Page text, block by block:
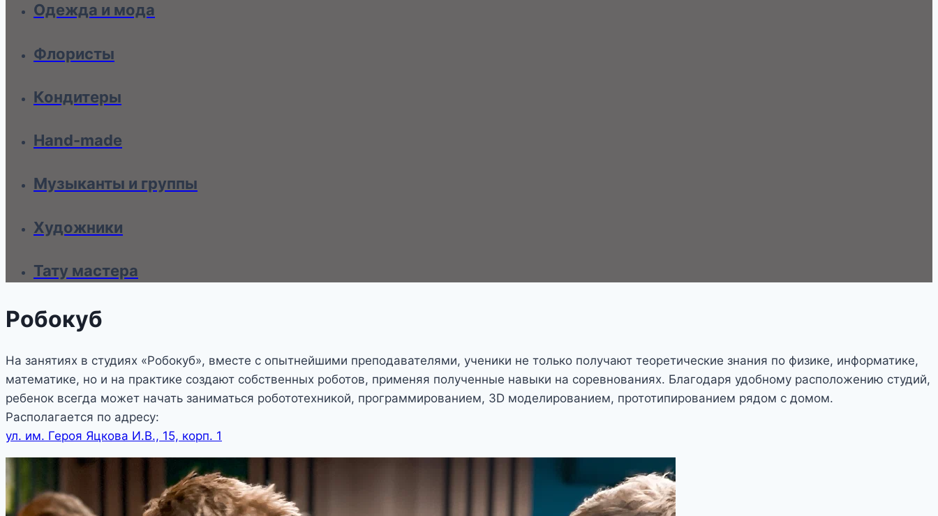
Одежда и мода
Флористы
Кондитеры
Hand-made
Музыканты и группы
Художники
Тату мастера
Робокуб
На занятиях в студиях «Робокуб», вместе с опытнейшими преподавателями, ученики не только получают теоретические знания по физике, информатике,
математике, но и на практике создают собственных роботов, применяя полученные навыки на соревнованиях. Благодаря удобному расположению студий,
ребенок всегда может начать заниматься робототехникой, программированием, 3D моделированием, прототипированием рядом с домом.
Располагается по адресу:
ул. им. Героя Яцкова И.В., 15, корп. 1